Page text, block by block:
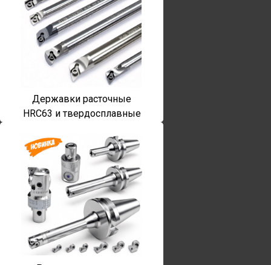
Державки расточные
HRC63 и твердосплавные